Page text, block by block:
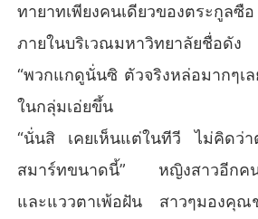
ทายาทเพียงคนเดียวของตระกูล
ภายในบริเวณมหาวิทยาลัยชื่อดัง
“พวกแกดูนั่นซิ ตัวจริงหล่อมากๆเ
ในกลุ่มเอ่ยขึ้น
“นั่นสิ เคยเห็นแต่ในทีวี ไม่คิดว่า
สมาร์ทขนาดนี้” หญิงสาวอีกคน
และแววตาเพ้อฝัน สาวๆมองคุณ